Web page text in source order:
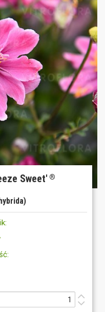
Sweet' ®